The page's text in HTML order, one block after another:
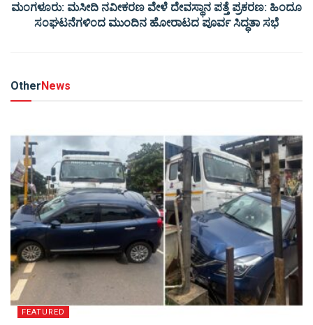
ಮಂಗಳೂರು: ಮಸೀದಿ ನವೀಕರಣ ವೇಳೆ ದೇವಸ್ಥಾನ ಪತ್ತೆ ಪ್ರಕರಣ: ಹಿಂದೂ
ಸಂಘಟನೆಗಳಿಂದ ಮುಂದಿನ ಹೋರಾಟದ ಪೂರ್ವ ಸಿದ್ಧತಾ ಸಭೆ
OtherNews
FEATURED